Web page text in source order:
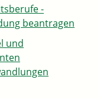
-
beantragen
und